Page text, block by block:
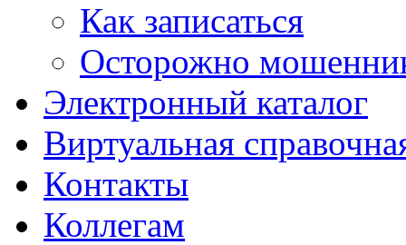
Как записаться
Осторожно
Электронный каталог
Виртуальная
Контакты
Коллегам